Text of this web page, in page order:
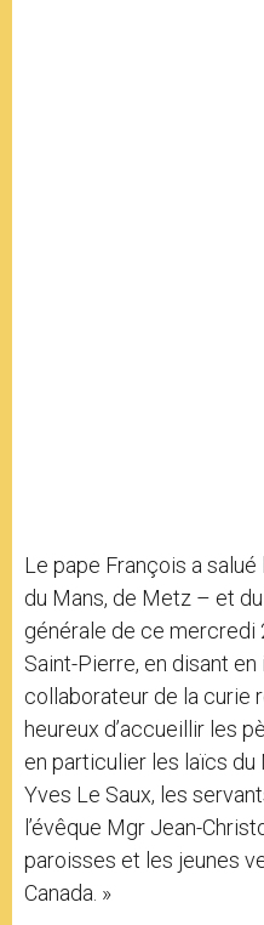
Le pape François a
du Mans, de Metz – et
générale de ce mercredi
Saint-Pierre, en disant
collaborateur de la curie
heureux d’accueillir les
en particulier les laïcs du
Yves Le Saux, les
l’évêque Mgr Jean-
paroisses et les jeunes
Canada. »